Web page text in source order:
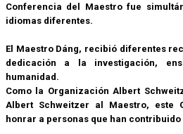
Conferencia del Maestro fue
idiomas diferentes.
El Maestro Dáng, recibió diferentes
dedicación a la investigación,
humanidad.
Como la Organización Albert
Albert Schweitzer al Maestro, este
honrar a personas que han